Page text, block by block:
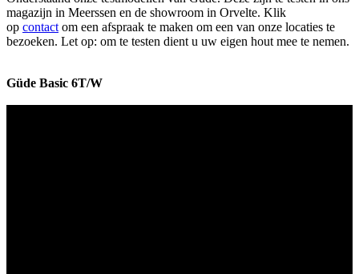
magazijn in Meerssen en de showroom in Orvelte. Klik
op contact om een afspraak te maken om een van onze locaties te
bezoeken. Let op: om te testen dient u uw eigen hout mee te nemen.
Güde Basic 6T/W